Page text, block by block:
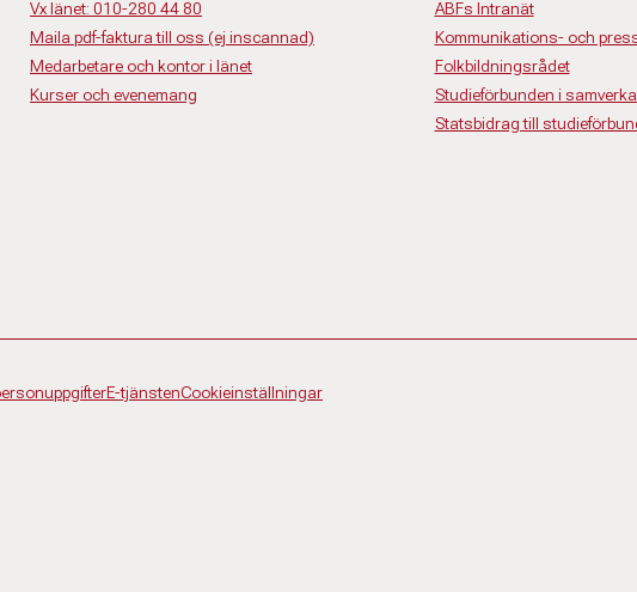
Vx länet: 010-280 44 80
Maila pdf-faktura till oss (ej inscannad)
Medarbetare och kontor i länet
Kurser och evenemang
ABFs Intranät
Kommunikations- och
Folkbildningsrådet
Studieförbunden i
Statsbidrag till
E-tjänstenCookieinställningar